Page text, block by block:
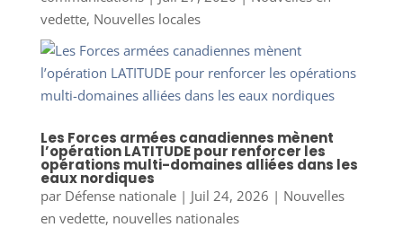
vedette, Nouvelles locales
Les Forces armées canadiennes mènent
l’opération LATITUDE pour renforcer les
opérations multi-domaines alliées dans les
eaux nordiques
par Défense nationale| Juil 24, 2026 | Nouvelles
en vedette, nouvelles nationales